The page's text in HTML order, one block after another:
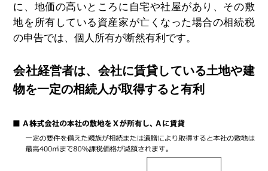
に、地価の高いところに自宅や社屋があり、その敷
地を所有している資産家が亡くなった場合の相続税
の申告では、個人所有が断然有利です。
会社経営者は、会社に賃貸している土地や建
物を一定の相続人が取得すると有利